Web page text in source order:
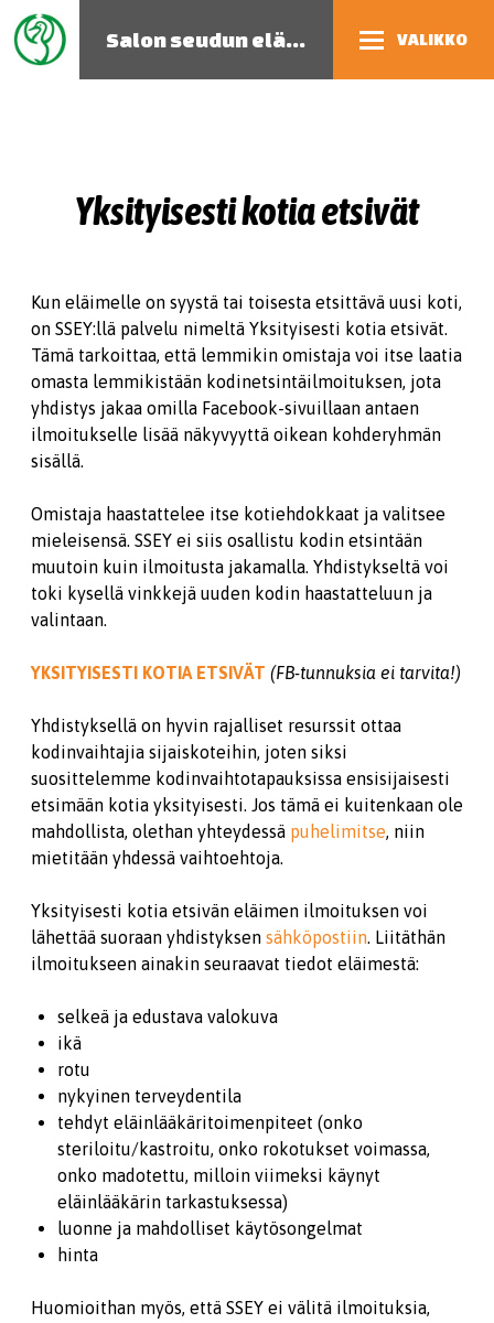
Salon seudun eläinsuojeluyhdistys VALIKKO
Yksityisesti kotia etsivät
Kun eläimelle on syystä tai toisesta etsittävä uusi koti,
on SSEY:llä palvelu nimeltä Yksityisesti kotia etsivät.
Tämä tarkoittaa, että lemmikin omistaja voi itse laatia
omasta lemmikistään kodinetsintäilmoituksen, jota
yhdistys jakaa omilla Facebook-sivuillaan antaen
ilmoitukselle lisää näkyvyyttä oikean kohderyhmän
sisällä.
Omistaja haastattelee itse kotiehdokkaat ja valitsee
mieleisensä. SSEY ei siis osallistu kodin etsintään
muutoin kuin ilmoitusta jakamalla. Yhdistykseltä voi
toki kysellä vinkkejä uuden kodin haastatteluun ja
valintaan.
YKSITYISESTI KOTIA ETSIVÄT (FB-tunnuksia ei tarvita!)
Yhdistyksellä on hyvin rajalliset resurssit ottaa
kodinvaihtajia sijaiskoteihin, joten siksi
suosittelemme kodinvaihtotapauksissa ensisijaisesti
etsimään kotia yksityisesti. Jos tämä ei kuitenkaan ole
mahdollista, olethan yhteydessä puhelimitse, niin
mietitään yhdessä vaihtoehtoja.
Yksityisesti kotia etsivän eläimen ilmoituksen voi
lähettää suoraan yhdistyksen sähköpostiin. Liitäthän
ilmoitukseen ainakin seuraavat tiedot eläimestä:
selkeä ja edustava valokuva
ikä
rotu
nykyinen terveydentila
tehdyt eläinlääkäritoimenpiteet (onko
steriloitu/kastroitu, onko rokotukset voimassa,
onko madotettu, milloin viimeksi käynyt
eläinlääkärin tarkastuksessa)
luonne ja mahdolliset käytösongelmat
hinta
Huomioithan myös, että SSEY ei välitä ilmoituksia,